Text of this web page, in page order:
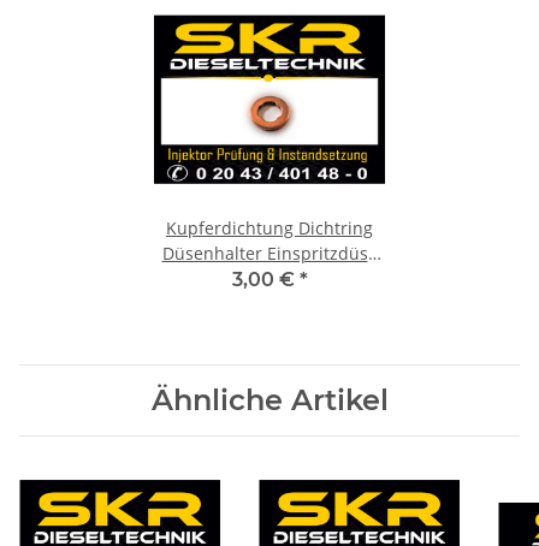
Kupferdichtung Dichtring
Düsenhalter Einspritzdüse
Injektor
3,00 € *
Ähnliche Artikel